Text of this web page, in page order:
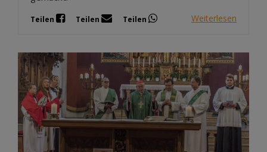
Teilen Teilen Teilen Weiterlesen